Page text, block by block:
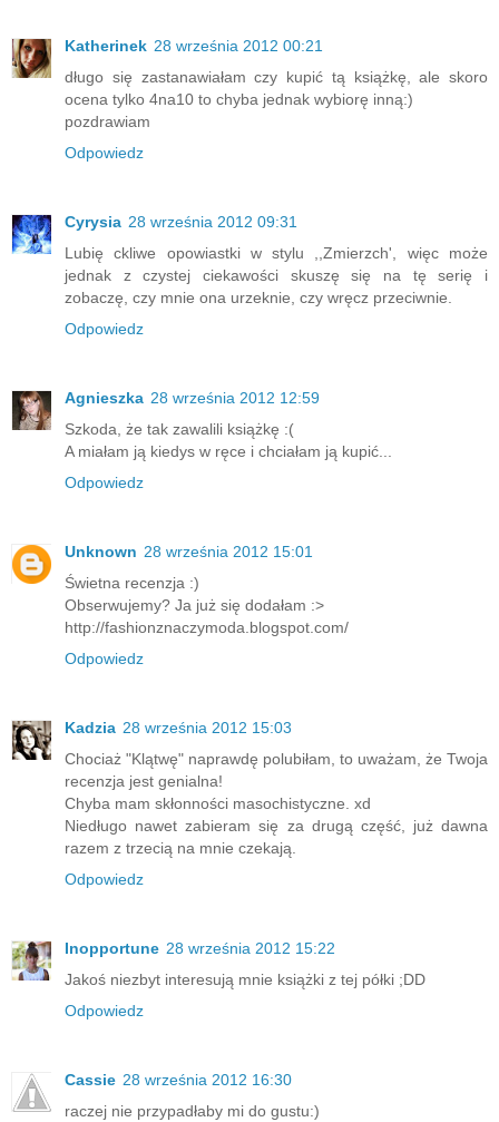
Katherinek 28 września 2012 00:21
długo się zastanawiałam czy kupić tą książkę, ale skoro
ocena tylko 4na10 to chyba jednak wybiorę inną:)
pozdrawiam
Odpowiedz
Cyrysia 28 września 2012 09:31
Lubię ckliwe opowiastki w stylu ,,Zmierzch', więc może
jednak z czystej ciekawości skuszę się na tę serię i
zobaczę, czy mnie ona urzeknie, czy wręcz przeciwnie.
Odpowiedz
Agnieszka 28 września 2012 12:59
Szkoda, że tak zawalili książkę :(
A miałam ją kiedys w ręce i chciałam ją kupić...
Odpowiedz
Unknown 28 września 2012 15:01
Świetna recenzja :)
Obserwujemy? Ja już się dodałam :>
http://fashionznaczymoda.blogspot.com/
Odpowiedz
Kadzia 28 września 2012 15:03
Chociaż "Klątwę" naprawdę polubiłam, to uważam, że Twoja
recenzja jest genialna!
Chyba mam skłonności masochistyczne. xd
Niedługo nawet zabieram się za drugą część, już dawna
razem z trzecią na mnie czekają.
Odpowiedz
Inopportune 28 września 2012 15:22
Jakoś niezbyt interesują mnie książki z tej półki ;DD
Odpowiedz
Cassie 28 września 2012 16:30
raczej nie przypadłaby mi do gustu:)